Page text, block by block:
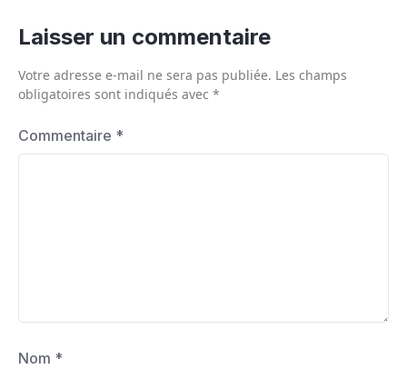
Laisser un commentaire
Votre adresse e-mail ne sera pas publiée. Les champs
obligatoires sont indiqués avec *
Commentaire *
Nom *